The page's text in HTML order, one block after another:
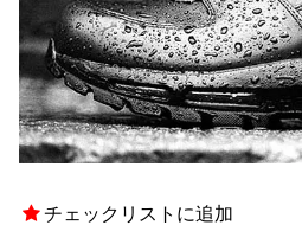
チェックリストに追加